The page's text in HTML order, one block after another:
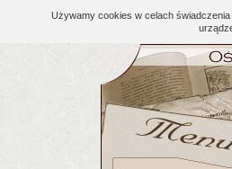
Używamy cookies w celach